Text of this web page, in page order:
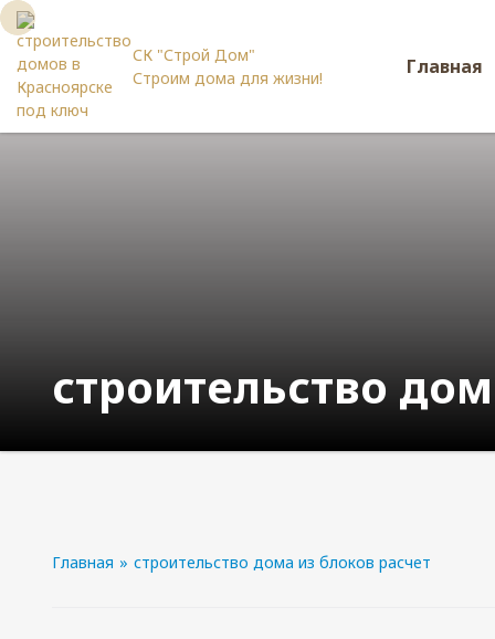
СК "Строй Дом"
Строим дома для жизни!
Главная
строительство
Главная » строительство дома из блоков расчет